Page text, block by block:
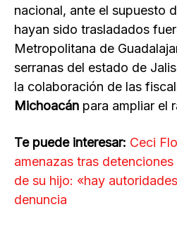
nacional, ante el supuesto
hayan sido trasladados
Metropolitana de
serranas del estado de
la colaboración de las
Michoacán para ampliar el
Te puede interesar: Ceci
amenazas tras
de su hijo: «hay
denuncia